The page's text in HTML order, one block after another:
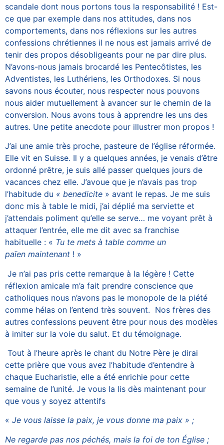
scandale dont nous portons tous la responsabilité ! Est-
ce que par exemple dans nos attitudes, dans nos
comportements, dans nos réflexions sur les autres
confessions chrétiennes il ne nous est jamais arrivé de
tenir des propos désobligeants pour ne par dire plus.
N’avons-nous jamais brocardé les Pentecôtistes, les
Adventistes, les Luthériens, les Orthodoxes. Si nous
savons nous écouter, nous respecter nous pouvons
nous aider mutuellement à avancer sur le chemin de la
conversion. Nous avons tous à apprendre les uns des
autres. Une petite anecdote pour illustrer mon propos !
J’ai une amie très proche, pasteure de l’église réformée.
Elle vit en Suisse. Il y a quelques années, je venais d’être
ordonné prêtre, je suis allé passer quelques jours de
vacances chez elle. J’avoue que je n’avais pas trop
l’habitude du « benedicite » avant le repas. Je me suis
donc mis à table le midi, j’ai déplié ma serviette et
j’attendais poliment qu’elle se serve… me voyant prêt à
attaquer l’entrée, elle me dit avec sa franchise
habituelle : « Tu te mets à table comme un
païen maintenant ! »
Je n’ai pas pris cette remarque à la légère ! Cette
réflexion amicale m’a fait prendre conscience que
catholiques nous n’avons pas le monopole de la piété
comme hélas on l’entend très souvent. Nos frères des
autres confessions peuvent être pour nous des modèles
à imiter sur la voie du salut. Et du témoignage.
Tout à l’heure après le chant du Notre Père je dirai
cette prière que vous avez l’habitude d’entendre à
chaque Eucharistie, elle a été enrichie pour cette
semaine de l’unité. Je vous la lis dès maintenant pour
que vous y soyez attentifs
« Je vous laisse la paix, je vous donne ma paix » ;
Ne regarde pas nos péchés, mais la foi de ton Église ;